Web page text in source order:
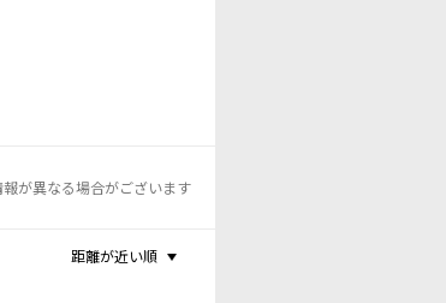
が異なる場合がございます
距離が近い順